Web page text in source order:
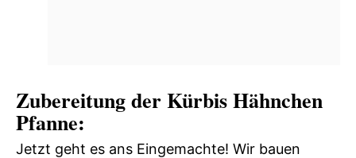
Zubereitung der Kürbis Hähnchen
Pfanne:
Jetzt geht es ans Eingemachte! Wir bauen